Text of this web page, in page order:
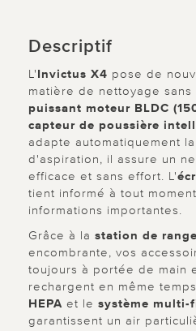
Descriptif
L'Invictus X4 pose de
matière de nettoyage sans
puissant moteur BLDC
capteur de poussière
adapte automatiquement
d'aspiration, il assure un
efficace et sans effort. L'
tient informé à tout
informations importantes.
Grâce à la station de
encombrante, vos
toujours à portée de main
rechargent en même
HEPA et le système multi-
garantissent un air